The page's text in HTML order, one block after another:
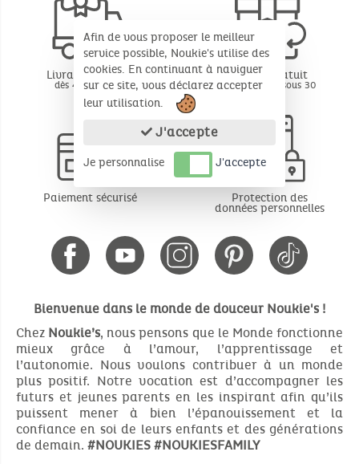
Livraison offerte
dès 49€ d'achat
Retour gratuit
BE - FR - LU sous 30
Paiement sécurisé Protection des
données personnelles
Bienvenue dans le monde de douceur Noukie's !
Chez Noukie’s, nous pensons que le Monde fonctionne
mieux grâce à l’amour, l’apprentissage et
l’autonomie. Nous voulons contribuer à un monde
plus positif. Notre vocation est d’accompagner les
futurs et jeunes parents en les inspirant afin qu’ils
puissent mener à bien l’épanouissement et la
confiance en soi de leurs enfants et des générations
de demain. #NOUKIES #NOUKIESFAMILY
Afin de vous proposer le meilleur
service possible, Noukie's utilise des
cookies. En continuant à naviguer
sur ce site, vous déclarez accepter
leur utilisation.
J'accepte
Je personnalise J'accepte